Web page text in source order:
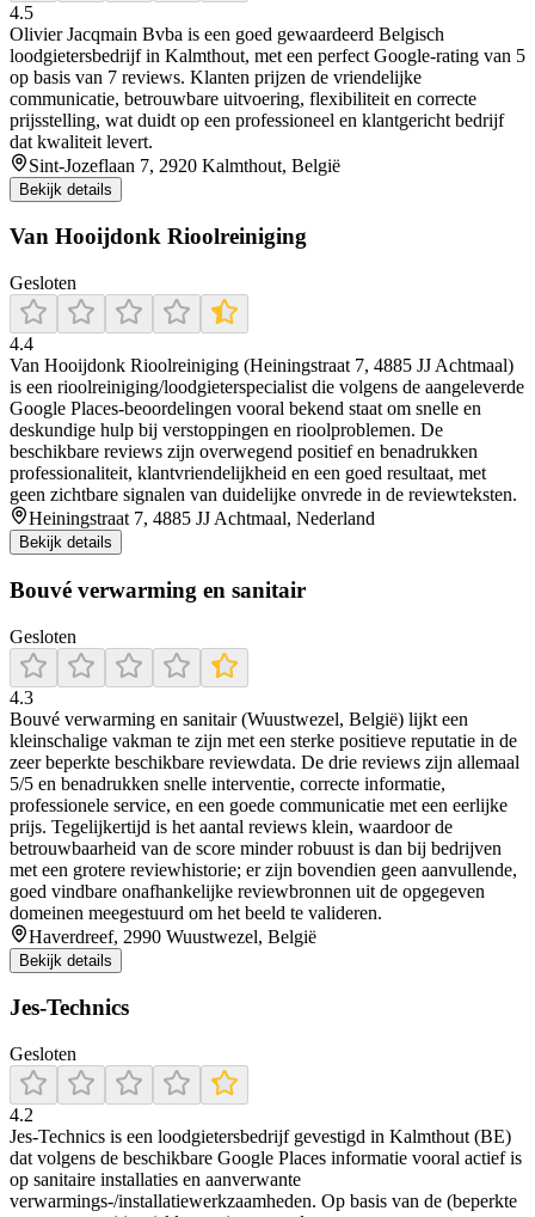
4.5
Olivier Jacqmain Bvba is een goed gewaardeerd Belgisch
loodgietersbedrijf in Kalmthout, met een perfect Google-rating van 5
op basis van 7 reviews. Klanten prijzen de vriendelijke
communicatie, betrouwbare uitvoering, flexibiliteit en correcte
prijsstelling, wat duidt op een professioneel en klantgericht bedrijf
dat kwaliteit levert.
Sint-Jozeflaan 7, 2920 Kalmthout, België
Bekijk details
Van Hooijdonk Rioolreiniging
Gesloten
4.4
Van Hooijdonk Rioolreiniging (Heiningstraat 7, 4885 JJ Achtmaal)
is een rioolreiniging/loodgieterspecialist die volgens de aangeleverde
Google Places-beoordelingen vooral bekend staat om snelle en
deskundige hulp bij verstoppingen en rioolproblemen. De
beschikbare reviews zijn overwegend positief en benadrukken
professionaliteit, klantvriendelijkheid en een goed resultaat, met
geen zichtbare signalen van duidelijke onvrede in de reviewteksten.
Heiningstraat 7, 4885 JJ Achtmaal, Nederland
Bekijk details
Bouvé verwarming en sanitair
Gesloten
4.3
Bouvé verwarming en sanitair (Wuustwezel, België) lijkt een
kleinschalige vakman te zijn met een sterke positieve reputatie in de
zeer beperkte beschikbare reviewdata. De drie reviews zijn allemaal
5/5 en benadrukken snelle interventie, correcte informatie,
professionele service, en een goede communicatie met een eerlijke
prijs. Tegelijkertijd is het aantal reviews klein, waardoor de
betrouwbaarheid van de score minder robuust is dan bij bedrijven
met een grotere reviewhistorie; er zijn bovendien geen aanvullende,
goed vindbare onafhankelijke reviewbronnen uit de opgegeven
domeinen meegestuurd om het beeld te valideren.
Haverdreef, 2990 Wuustwezel, België
Bekijk details
Jes-Technics
Gesloten
4.2
Jes-Technics is een loodgietersbedrijf gevestigd in Kalmthout (BE)
dat volgens de beschikbare Google Places informatie vooral actief is
op sanitaire installaties en aanverwante
verwarmings-/installatiewerkzaamheden. Op basis van de (beperkte